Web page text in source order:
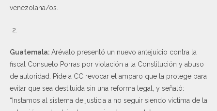
venezolana/os.
Guatemala: Arévalo presentó un nuevo antejuicio contra la
fiscal Consuelo Porras por violación a la Constitución y abuso
de autoridad. Pide a CC revocar el amparo que la protege para
evitar que sea destituida sin una reforma legal, y señaló:
“Instamos al sistema de justicia a no seguir siendo víctima de la